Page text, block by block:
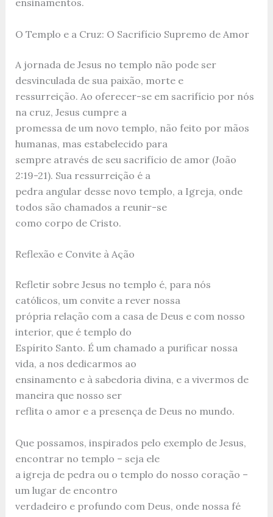
O Templo e a Cruz: O Sacrifício Supremo de Amor
A jornada de Jesus no templo não pode ser
desvinculada de sua paixão, morte e
ressurreição. Ao oferecer-se em sacrifício por nós
na cruz, Jesus cumpre a
promessa de um novo templo, não feito por mãos
humanas, mas estabelecido para
sempre através de seu sacrifício de amor (João
2:19-21). Sua ressurreição é a
pedra angular desse novo templo, a Igreja, onde
todos são chamados a reunir-se
como corpo de Cristo.
Reflexão e Convite à Ação
Refletir sobre Jesus no templo é, para nós
católicos, um convite a rever nossa
própria relação com a casa de Deus e com nosso
interior, que é templo do
Espírito Santo. É um chamado a purificar nossa
vida, a nos dedicarmos ao
ensinamento e à sabedoria divina, e a vivermos de
maneira que nosso ser
reflita o amor e a presença de Deus no mundo.
Que possamos, inspirados pelo exemplo de Jesus,
encontrar no templo – seja ele
a igreja de pedra ou o templo do nosso coração –
um lugar de encontro
verdadeiro e profundo com Deus, onde nossa fé